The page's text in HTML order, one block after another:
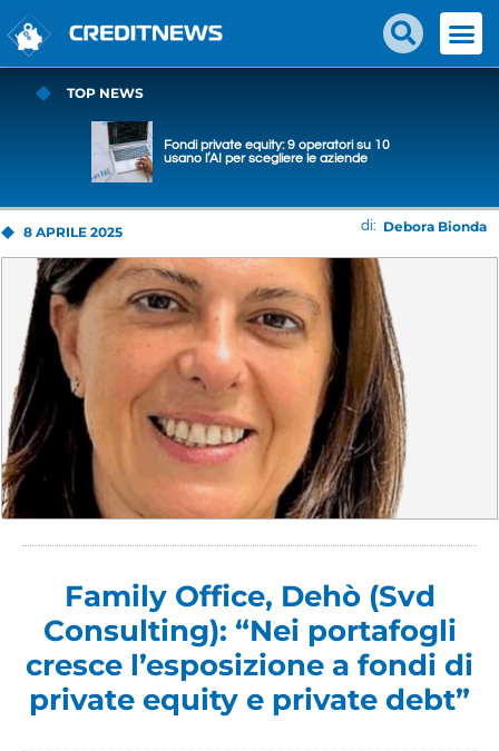
TOP NEWS
Fondi private equity: 9 operatori su 10
usano l’AI per scegliere le aziende
8 APRILE 2025 di: Debora Bionda
Family Office, Dehò (Svd
Consulting): “Nei portafogli
cresce l’esposizione a fondi di
private equity e private debt”